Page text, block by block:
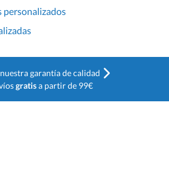
personalizados
garantía de calidad
gratisa partir de 99€